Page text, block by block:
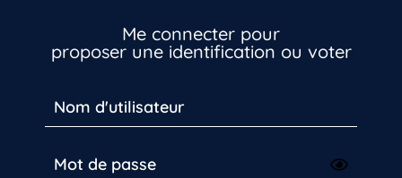
Me connecter pour
proposer une identification ou voter